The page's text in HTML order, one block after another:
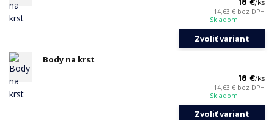
18 €/ks
14,63 € bez DPH
Skladom
Zvoliť variant
Body na krst
18 €/ks
14,63 € bez DPH
Skladom
Zvoliť variant